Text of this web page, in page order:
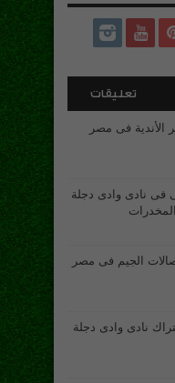
تعليقات
الأندية فى مصر
فى نادى وادى دجلة
الجيم فى مصر
نادى وادى دجلة